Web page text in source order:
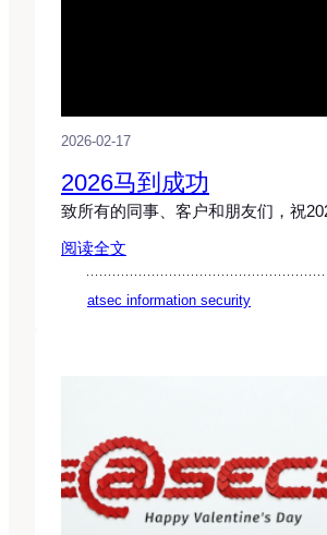
2026-02-17
2026马到成功
致所有的同事、客户和朋友们，祝
阅读全文
atsec information security